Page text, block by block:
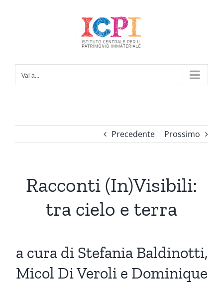
Vai a...
Precedente Prossimo
Racconti (In)Visibili:
tra cielo e terra
a cura di Stefania Baldinotti,
Micol Di Veroli e Dominique